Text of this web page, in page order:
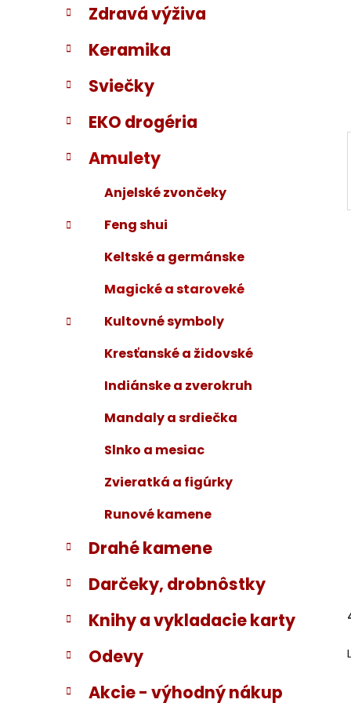
a
n
e
l
i
Zdravá výživa
Keramika
Sviečky
EKO drogéria
Amulety
Anjelské zvončeky
Feng shui
Keltské a germánske
Magické a staroveké
Kultovné symboly
Kresťanské a židovské
Indiánske a zverokruh
Mandaly a srdiečka
Slnko a mesiac
Zvieratká a figúrky
Runové kamene
Drahé kamene
Darčeky, drobnôstky
Knihy a vykladacie karty
Odevy
Akcie - výhodný nákup